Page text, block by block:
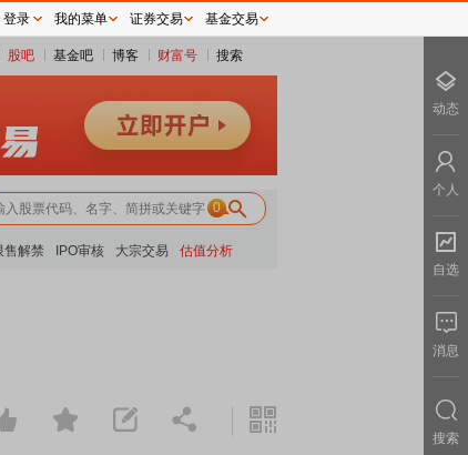
股吧 基金吧 博客 财富号 搜索
0
售解禁 IPO审核 大宗交易 估值分析
登录 我的菜单 证券交易 基金交易
动态
个人
自选
消息
搜索